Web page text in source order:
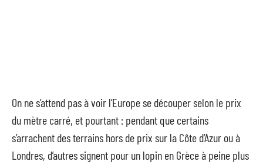
On ne s’attend pas à voir l’Europe se découper selon le prix
du mètre carré, et pourtant : pendant que certains
s’arrachent des terrains hors de prix sur la Côte d’Azur ou à
Londres, d’autres signent pour un lopin en Grèce à peine plus